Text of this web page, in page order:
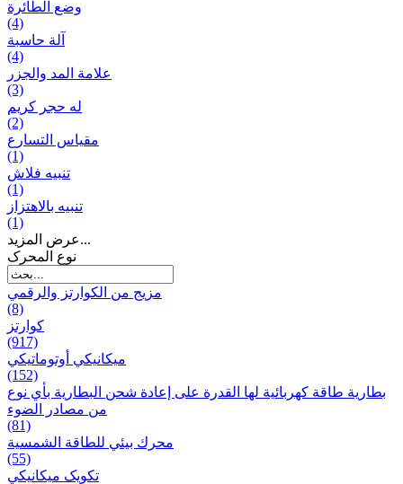
وضع الطائرة
(4)
آلة حاسبة
(4)
علامة المد والجزر
(3)
له حجر كريم
(2)
مقياس التسارع
(1)
تنبيه فلاش
(1)
تنبيه بالاهتزاز
(1)
عرض المزيد...
نوع المحرک
مزيج من الكوارتز والرقمي
(8)
كوارتز
(917)
ميكانيكي أوتوماتيكي
(152)
بطارية طاقة كهربائية لها القدرة على إعادة شحن البطارية بأي نوع
من مصادر الضوء
(81)
محرك بيئي للطاقة الشمسية
(55)
تکویک ميكانيكي